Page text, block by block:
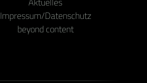
Impressum/Datenschutz
beyond content